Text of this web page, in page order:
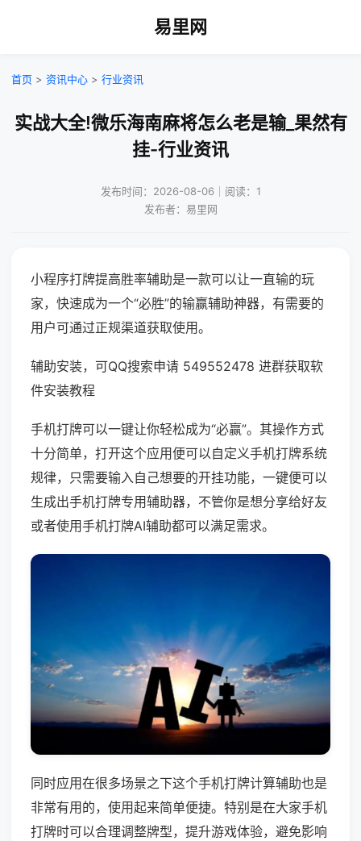
易里网
首页 > 资讯中心 > 行业资讯
实战大全!微乐海南麻将怎么老是输_果然有
挂-行业资讯
发布时间：2026-08-06｜阅读：1
发布者：易里网
小程序打牌提高胜率辅助是一款可以让一直输的玩
家，快速成为一个“必胜”的输赢辅助神器，有需要的
用户可通过正规渠道获取使用。
辅助安装，可QQ搜索申请 549552478 进群获取软
件安装教程
手机打牌可以一键让你轻松成为“必赢”。其操作方式
十分简单，打开这个应用便可以自定义手机打牌系统
规律，只需要输入自己想要的开挂功能，一键便可以
生成出手机打牌专用辅助器，不管你是想分享给好友
或者使用手机打牌AI辅助都可以满足需求。
同时应用在很多场景之下这个手机打牌计算辅助也是
非常有用的，使用起来简单便捷。特别是在大家手机
打牌时可以合理调整牌型，提升游戏体验，避免影响